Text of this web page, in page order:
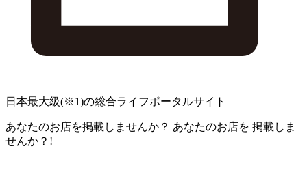
日本最大級(※1)の総合ライフポータルサイト
あなたのお店を掲載しませんか？ あなたのお店を 掲載しま
せんか？!